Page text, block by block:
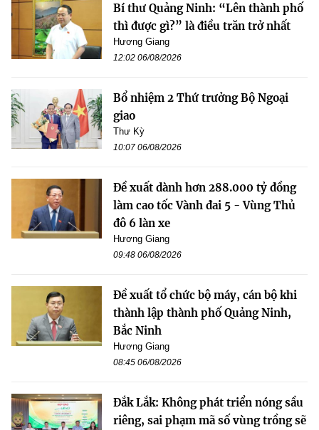
Bí thư Quảng Ninh: “Lên thành phố
thì được gì?” là điều trăn trở nhất
Hương Giang
12:02 06/08/2026
Bổ nhiệm 2 Thứ trưởng Bộ Ngoại
giao
Thư Kỳ
10:07 06/08/2026
Đề xuất dành hơn 288.000 tỷ đồng
làm cao tốc Vành đai 5 - Vùng Thủ
đô 6 làn xe
Hương Giang
09:48 06/08/2026
Đề xuất tổ chức bộ máy, cán bộ khi
thành lập thành phố Quảng Ninh,
Bắc Ninh
Hương Giang
08:45 06/08/2026
Đắk Lắk: Không phát triển nóng sầu
riêng, sai phạm mã số vùng trồng sẽ